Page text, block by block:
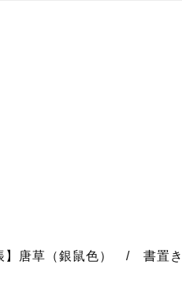
帳】唐草（銀鼠色） / 書